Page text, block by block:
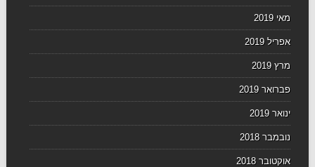
מאי 2019
אפריל 2019
מרץ 2019
פברואר 2019
ינואר 2019
נובמבר 2018
אוקטובר 2018